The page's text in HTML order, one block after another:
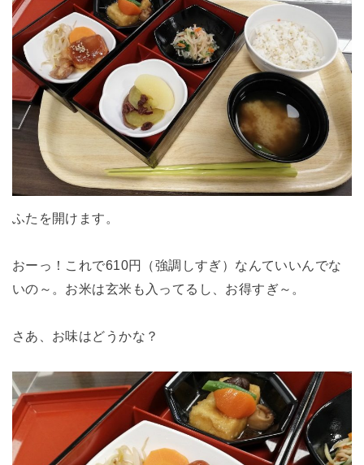
ふたを開けます。
おーっ！これで610円（強調しすぎ）なんていいんでな
いの～。お米は玄米も入ってるし、お得すぎ～。
さあ、お味はどうかな？